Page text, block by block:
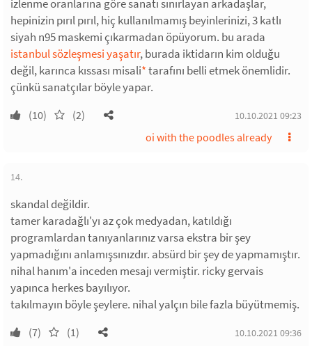
izlenme oranlarına göre sanatı sınırlayan arkadaşlar,
hepinizin pırıl pırıl, hiç kullanılmamış beyinlerinizi, 3 katlı
siyah n95 maskemi çıkarmadan öpüyorum. bu arada
istanbul sözleşmesi yaşatır, burada iktidarın kim olduğu
değil, karınca kıssası misali*tarafını belli etmek önemlidir.
çünkü sanatçılar böyle yapar.
(10) (2) 10.10.2021 09:23
oi with the poodles already
14.
skandal değildir.
tamer karadağlı'yı az çok medyadan, katıldığı
programlardan tanıyanlarınız varsa ekstra bir şey
yapmadığını anlamışsınızdır. absürd bir şey de yapmamıştır.
nihal hanım'a inceden mesajı vermiştir. ricky gervais
yapınca herkes bayılıyor.
takılmayın böyle şeylere. nihal yalçın bile fazla büyütmemiş.
(7) (1) 10.10.2021 09:36